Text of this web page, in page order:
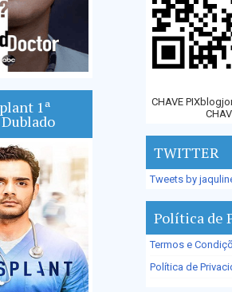
1ª
CHAVE
TWITTER
Tweets by
Política de
Termos e
Política de